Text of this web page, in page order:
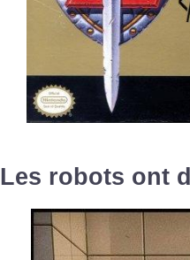
Les robots ont